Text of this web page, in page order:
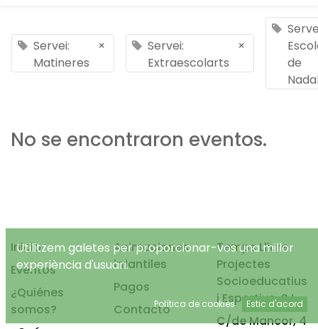
Servei:
Matineres
×
Servei:
Extraescolarts
×
de
No se encontraron eventos.
Inicio
Eventos
¿Quiénes
somos?
Animaciones
infantiles
Pagos
Contacto
Temps Lliure
Projectes
Socioeducatius
i Esportius, S.L.
C/de Mancor, 4
Utilitzem galetes per proporcionar-vos una millor
experiència d'usuari.
Política de cookies Estic d'acord